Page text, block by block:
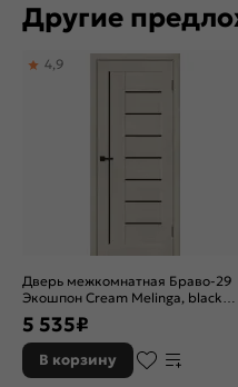
Другие
Дверь межкомнатная Браво-29
Экошпон Cream Melinga, black
shine, остекленная, black shine,
царговая
4,9
5 535₽
В корзину